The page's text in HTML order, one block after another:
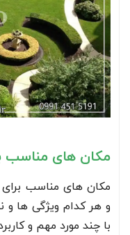
مکان های مناسب
مکان های مناسب
و هر کدام ویژگی ها و
با چند مورد مهم و